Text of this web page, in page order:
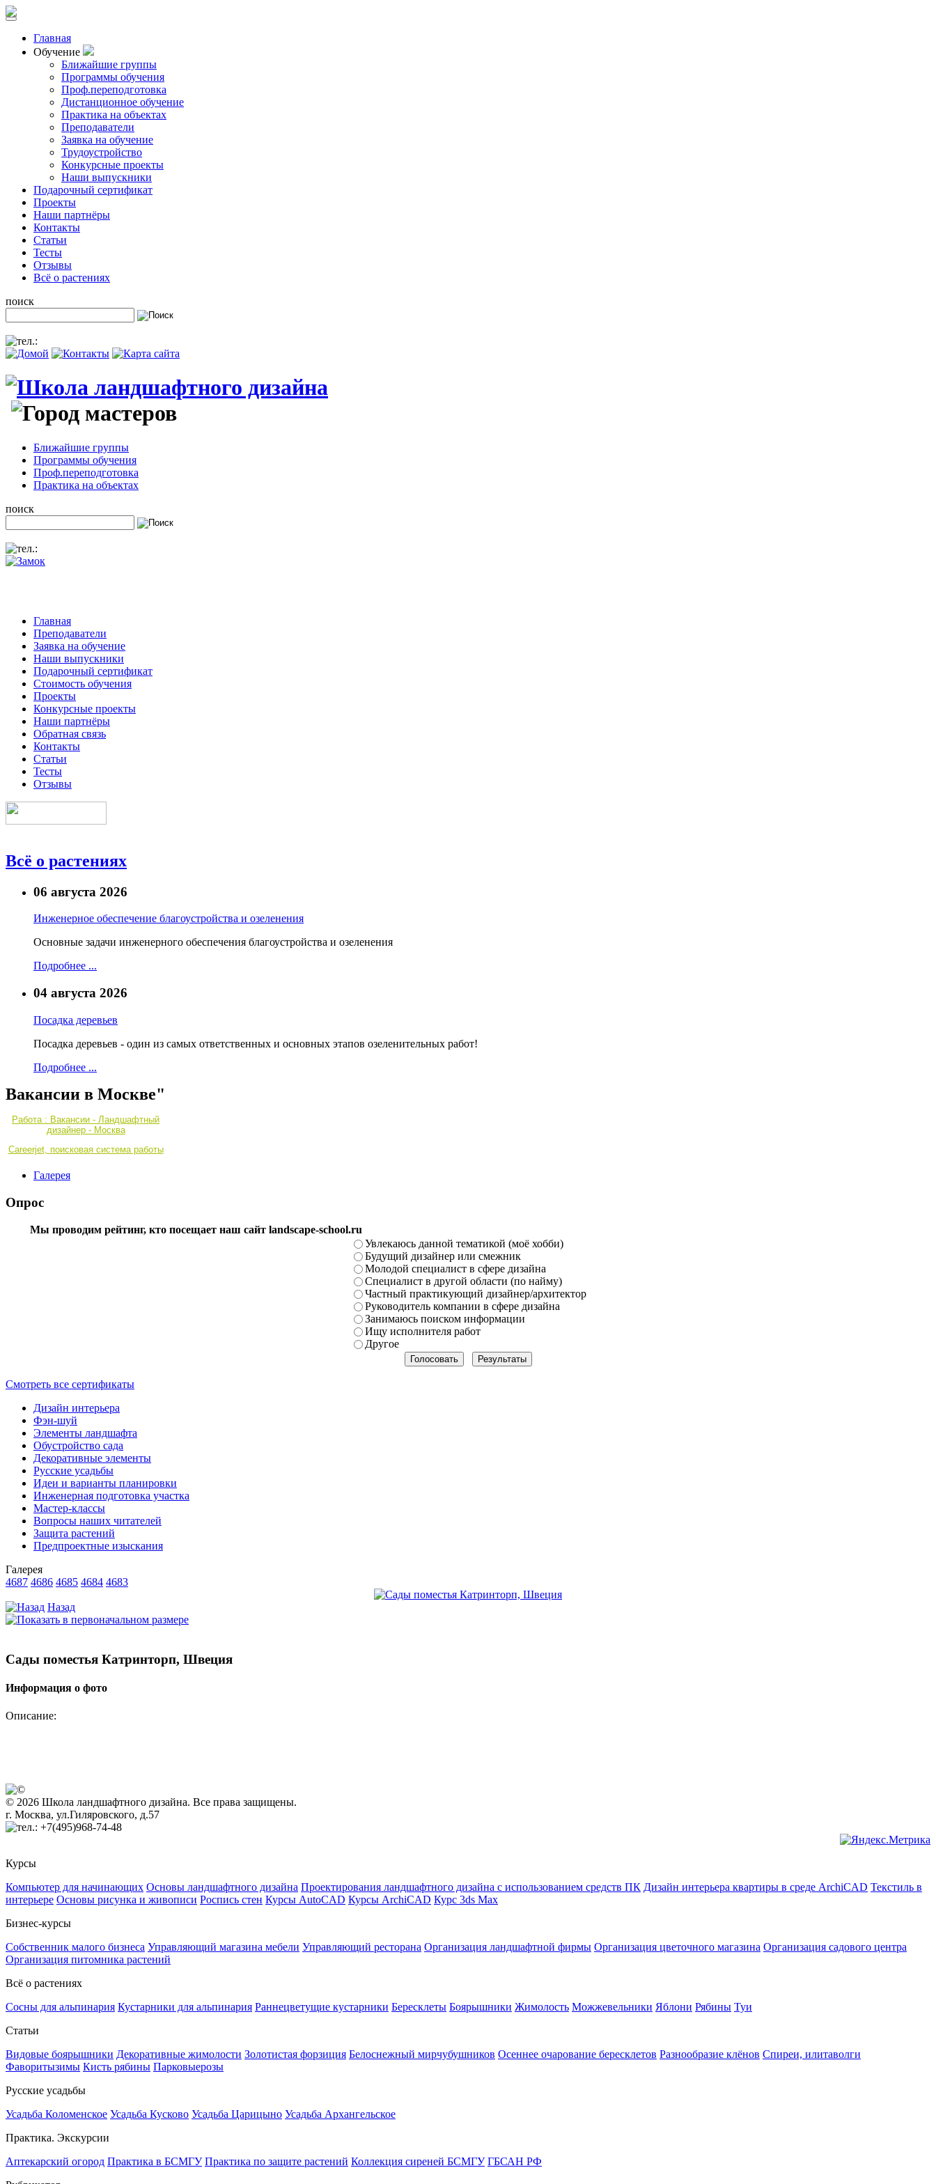
Главная
Обучение
Ближайшие группы
Программы обучения
Проф.переподготовка
Дистанционное обучение
Практика на объектах
Преподаватели
Заявка на обучение
Трудоустройство
Конкурсные проекты
Наши выпускники
Подарочный сертификат
Проекты
Наши партнёры
Контакты
Статьи
Тесты
Отзывы
Всё о растениях
поиск
Ближайшие группы
Программы обучения
Проф.переподготовка
Практика на объектах
поиск
Главная
Преподаватели
Заявка на обучение
Наши выпускники
Подарочный сертификат
Стоимость обучения
Проекты
Конкурсные проекты
Наши партнёры
Обратная связь
Контакты
Статьи
Тесты
Отзывы
Всё о растениях
06 августа 2026
Инженерное обеспечение благоустройства и озеленения
Основные задачи инженерного обеспечения благоустройства и озеленения
Подробнее ...
04 августа 2026
Посадка деревьев
Посадка деревьев - один из самых ответственных и основных этапов озеленительных работ!
Подробнее ...
Вакансии в Москве"
Работа : Вакансии - Ландшафтный
дизайнер - Москва
Careerjet, поисковая система работы
Галерея
Опрос
Мы проводим рейтинг, кто посещает наш сайт landscape-school.ru
Увлекаюсь данной тематикой (моё хобби)
Будущий дизайнер или смежник
Молодой специалист в сфере дизайна
Специалист в другой области (по найму)
Частный практикующий дизайнер/архитектор
Руководитель компании в сфере дизайна
Занимаюсь поиском информации
Ищу исполнителя работ
Другое
Смотреть все сертификаты
Дизайн интерьера
Фэн-шуй
Элементы ландшафта
Обустройство сада
Декоративные элементы
Русские усадьбы
Идеи и варианты планировки
Инженерная подготовка участка
Мастер-классы
Вопросы наших читателей
Защита растений
Предпроектные изыскания
Галерея
4687 4686 4685 4684 4683
Назад
Сады поместья Катринторп, Швеция
Информация о фото
Описание:
© 2026 Школа ландшафтного дизайна. Все права защищены.
г. Москва, ул.Гиляровского, д.57
+7(495)968-74-48
Курсы
Компьютер для начинающих Основы ландшафтного дизайна Проектирования ландшафтного дизайна с использованием средств ПК Дизайн интерьера квартиры в среде ArchiCAD Текстиль в
интерьере Основы рисунка и живописи Роспись стен Курсы AutoCAD Курсы ArchiCAD Курс 3ds Max
Бизнес-курсы
Собственник малого бизнеса Управляющий магазина мебели Управляющий ресторана Организация ландшафтной фирмы Организация цветочного магазина Организация садового центра
Организация питомника растений
Всё о растениях
Сосны для альпинария Кустарники для альпинария Раннецветущие кустарники Бересклеты Боярышники Жимолость Можжевельники Яблони Рябины Туи
Статьи
Видовые боярышники Декоративные жимолости Золотистая форзиция Белоснежный мирчубушников Осеннее очарование бересклетов Разнообразие клёнов Спиреи, илитаволги
Фаворитызимы Кисть рябины Парковыерозы
Русские усадьбы
Усадьба Коломенское Усадьба Кусково Усадьба Царицыно Усадьба Архангельское
Практика. Экскурсии
Аптекарский огород Практика в БСМГУ Практика по защите растений Коллекция сиреней БСМГУ ГБСАН РФ